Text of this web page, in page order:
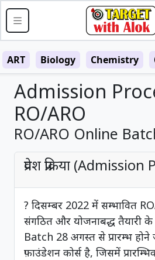
ART Biology Chemistry
Admission
RO/ARO
RO/ARO Online
प्रवेश प्रक्रिया
? दिसम्बर 2022 में सम्भावित
संगठित और योजनाबद्ध तैयारी
Batch 28 अगस्त से प्रारम्भ
फ़ाउंडेशन कोर्स है, जिसमें